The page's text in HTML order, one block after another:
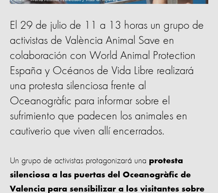
El 29 de julio de 11 a 13 horas un grupo de
activistas de València Animal Save en
colaboración con World Animal Protection
España y Océanos de Vida Libre realizará
una protesta silenciosa frente al
Oceanogràfic para informar sobre el
sufrimiento que padecen los animales en
cautiverio que viven allí encerrados.
Un grupo de activistas protagonizará una protesta
silenciosa a las puertas del Oceanogràfic de
Valencia para sensibilizar a los visitantes sobre